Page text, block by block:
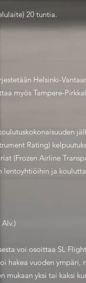
20 tuntia.
Helsinki-
myös Tampere-
Rating)
(Frozen Airline
lentoyhtiöihin ja
voi osoittaa SL
vuoden ympäri,
mukaan yksi tai kaksi